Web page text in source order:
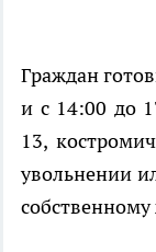
Граждан
и с 14:00 до
13,
увольнении